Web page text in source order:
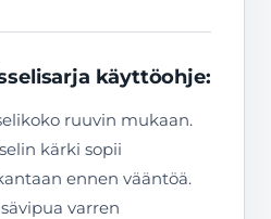
käyttöohje:
ruuvin mukaan.
kärki sopii
ennen vääntöä.
varren